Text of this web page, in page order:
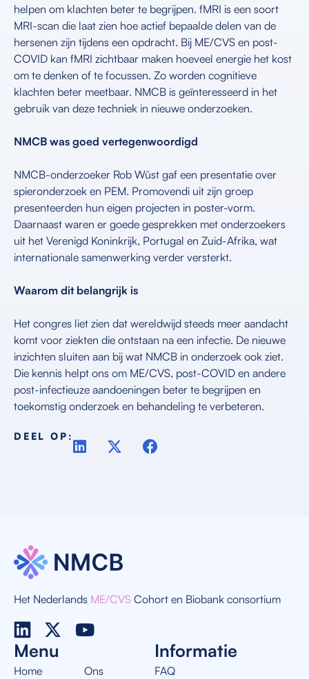
helpen om klachten beter te begrijpen. fMRI is een soort
MRI-scan die laat zien hoe actief bepaalde delen van de
hersenen zijn tijdens een opdracht. Bij ME/CVS en post-
COVID kan fMRI zichtbaar maken hoeveel energie het kost
om te denken of te focussen. Zo worden cognitieve
klachten beter meetbaar. NMCB is geïnteresseerd in het
gebruik van deze techniek in nieuwe onderzoeken.
NMCB was goed vertegenwoordigd
NMCB-onderzoeker Rob Wüst gaf een presentatie over
spieronderzoek en PEM. Promovendi uit zijn groep
presenteerden hun eigen projecten in poster-vorm.
Daarnaast waren er goede gesprekken met onderzoekers
uit het Verenigd Koninkrijk, Portugal en Zuid-Afrika, wat
internationale samenwerking verder versterkt.
Waarom dit belangrijk is
Het congres liet zien dat wereldwijd steeds meer aandacht
komt voor ziekten die ontstaan na een infectie. De nieuwe
inzichten sluiten aan bij wat NMCB in onderzoek ook ziet.
Die kennis helpt ons om ME/CVS, post-COVID en andere
post-infectieuze aandoeningen beter te begrijpen en
toekomstig onderzoek en behandeling te verbeteren.
DEEL OP:
Het Nederlands ME/CVS Cohort en Biobank consortium
Menu
Home Ons
Informatie
FAQ